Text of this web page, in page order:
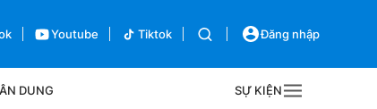
Youtube Tiktok Đăng nhập
DUNG SỰ KIỆN